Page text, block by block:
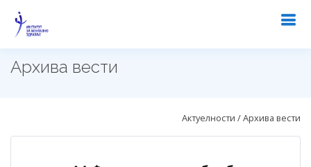
Архива вести
Актуелности / Архива вести